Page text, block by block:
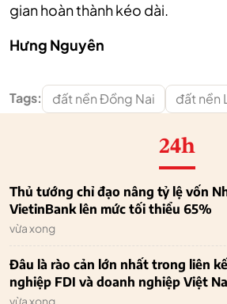
gian hoàn thành kéo dài.
Hưng Nguyên
Tags: đất nền Đồng Nai đất nền
24h
Thủ tướng chỉ đạo nâng tỷ lệ vốn
VietinBank lên mức tối thiểu 65%
vừa xong
Đâu là rào cản lớn nhất trong liên
nghiệp FDI và doanh nghiệp Việt
vừa xong